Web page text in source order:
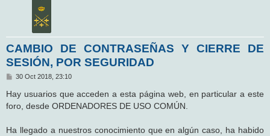
CAMBIO DE CONTRASEÑAS Y CIERRE DE
SESIÓN, POR SEGURIDAD
M
n
s
a
30 Oct 2018, 23:10
Hay usuarios que acceden a esta página web, en particular a este
foro, desde ORDENADORES DE USO COMÚN.
Ha llegado a nuestros conocimiento que en algún caso, ha habido